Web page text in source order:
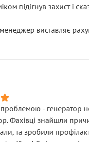
підігнув захист і
виставляє
гальмівної
я був поруч і
не проводилось.
за цю “послугу”
мою правоту.
- генератор
Фахівці знайшли
та зробили